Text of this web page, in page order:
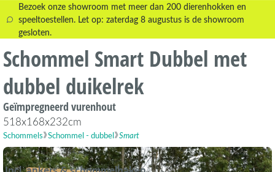
Bezoek onze showroom met meer dan 200 dierenhokken en
speeltoestellen. Let op: zaterdag 8 augustus is de showroom
gesloten.
Schommel Smart Dubbel met
dubbel duikelrek
Geïmpregneerd vurenhout
518x168x232cm
Schommels Schommel - dubbel Smart